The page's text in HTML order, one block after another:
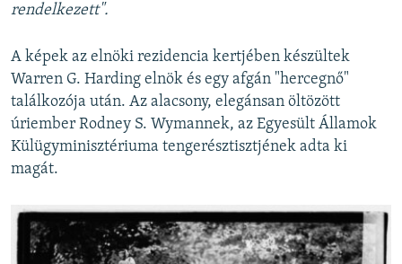
rendelkezett".
A képek az elnöki rezidencia kertjében készültek
Warren G. Harding elnök és egy afgán "hercegnő"
találkozója után. Az alacsony, elegánsan öltözött
úriember Rodney S. Wymannek, az Egyesült Államok
Külügyminisztériuma tengerésztisztjének adta ki
magát.